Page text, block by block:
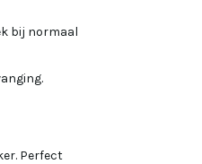
bij normaal
Perfect